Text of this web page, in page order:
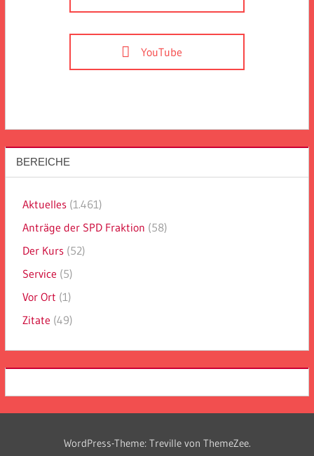
YouTube
BEREICHE
Aktuelles(1.461)
Anträge der SPD Fraktion (58)
Der Kurs(52)
Service (5)
Vor Ort (1)
Zitate (49)
WordPress-Theme: Treville von ThemeZee.